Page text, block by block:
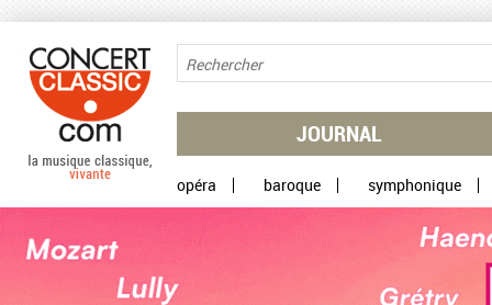
JOURNAL
opéra baroque symphonique